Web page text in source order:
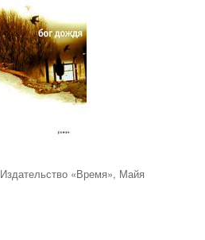
Метки
Издательство «Время», Майя